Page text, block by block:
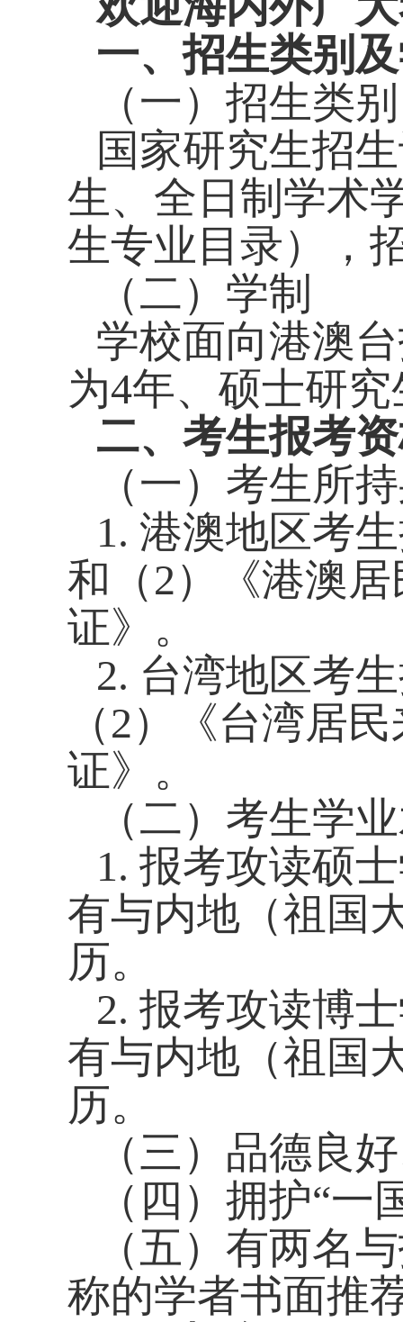
一、招生类别
（一）招生类别
国家研究生招
生、全日制学术
生专业目录），
（二）学制
学校面向港澳
为4年、硕士研
二、考生报考
（一）考生所
1. 港澳地区考
和（2）《港澳
证》。
2. 台湾地区考
（2）《台湾居
证》。
（二）考生学
1. 报考攻读硕
有与内地（祖国
历。
2. 报考攻读博
有与内地（祖国
历。
（三）品德良
（四）拥护“
（五）有两名
称的学者书面推